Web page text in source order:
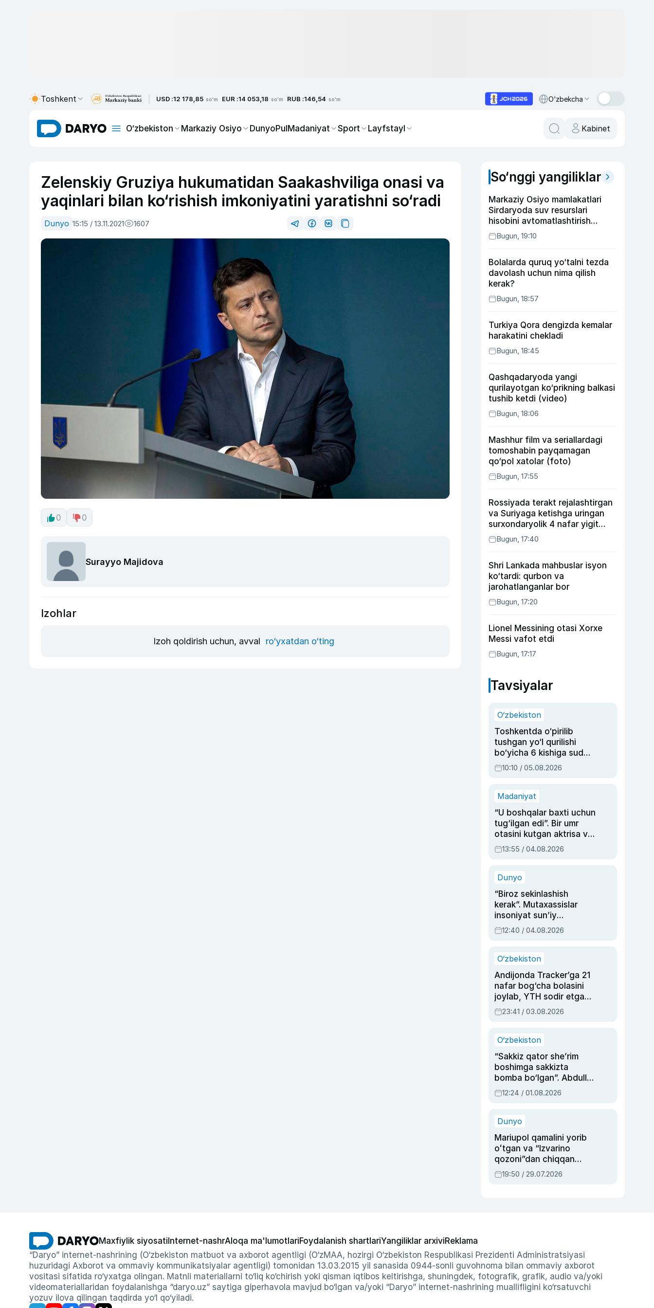
Toshkent USD :12 178,85 so'm EUR :14 053,18 so'm RUB :146,54 so'm O‘zbekcha
O‘zbekiston Markaziy Osiyo DunyoPulMadaniyat Sport Layfstayl Kabinet
Zelenskiy Gruziya hukumatidan Saakashviliga onasi va
yaqinlari bilan ko‘rishish imkoniyatini yaratishni so‘radi
Dunyo 15:15 / 13.11.2021 1607
0 0
Surayyo Majidova
Izohlar
Izoh qoldirish uchun, avval ro‘yxatdan o‘ting
So‘nggi yangiliklar
Markaziy Osiyo mamlakatlari
Sirdaryoda suv resurslari
hisobini avtomatlashtirish
rejasini ishlab chiqishni
ma’qulladi
Bugun, 19:10
Bolalarda quruq yo‘talni tezda
davolash uchun nima qilish
kerak?
Bugun, 18:57
Turkiya Qora dengizda kemalar
harakatini chekladi
Bugun, 18:45
Qashqadaryoda yangi
qurilayotgan ko‘prikning balkasi
tushib ketdi (video)
Bugun, 18:06
Mashhur film va seriallardagi
tomoshabin payqamagan
qo‘pol xatolar (foto)
Bugun, 17:55
Rossiyada terakt rejalashtirgan
va Suriyaga ketishga uringan
surxondaryolik 4 nafar yigit
qamaldi
Bugun, 17:40
Shri Lankada mahbuslar isyon
ko‘tardi: qurbon va
jarohatlanganlar bor
Bugun, 17:20
Lionel Messining otasi Xorxe
Messi vafot etdi
Bugun, 17:17
Tavsiyalar
O‘zbekiston
Toshkentda o‘pirilib
tushgan yo‘l qurilishi
bo‘yicha 6 kishiga sud
hukmi o‘qildi
10:10 / 05.08.2026
Madaniyat
“U boshqalar baxti uchun
tug‘ilgan edi”. Bir umr
otasini kutgan aktrisa va
dublyaj ustasi Rimma
Ahmedovaning
13:55 / 04.08.2026
Dunyo
“Biroz sekinlashish
kerak”. Mutaxassislar
insoniyat sun’iy
intellektni boshqara
olmay qolishidan xavotir
12:40 / 04.08.2026
O‘zbekiston
Andijonda Tracker’ga 21
nafar bog‘cha bolasini
joylab, YTH sodir etgan
ayolga sud hukmi o‘qildi
23:41 / 03.08.2026
O‘zbekiston
“Sakkiz qator she’rim
boshimga sakkizta
bomba bo‘lgan”. Abdulla
Oripovni siyosiy
ayblovlardan asrab
12:24 / 01.08.2026
Dunyo
Mariupol qamalini yorib
oʻtgan va “Izvarino
qozoni”dan chiqqan
qahramon — Ukraina
armiyasi bosh
19:50 / 29.07.2026
Maxfiylik siyosati Internet-nashrAloqa ma'lumotlariFoydalanish shartlariYangiliklar arxiviReklama
“Daryo” internet-nashrining (O‘zbekiston matbuot va axborot agentligi (O‘zMAA, hozirgi O‘zbekiston Respublikasi Prezidenti Administratsiyasi
huzuridagi Axborot va ommaviy kommunikatsiyalar agentligi) tomonidan 13.03.2015 yil sanasida 0944-sonli guvohnoma bilan ommaviy axborot
vositasi sifatida ro‘yxatga olingan. Matnli materiallarni to‘liq ko‘chirish yoki qisman iqtibos keltirishga, shuningdek, fotografik, grafik, audio va/yoki
videomateriallaridan foydalanishga “daryo.uz” saytiga giperhavola mavjud bo‘lgan va/yoki “Daryo” internet-nashrining muallifligini ko‘rsatuvchi
yozuv ilova qilingan taqdirda yo‘l qo‘yiladi.